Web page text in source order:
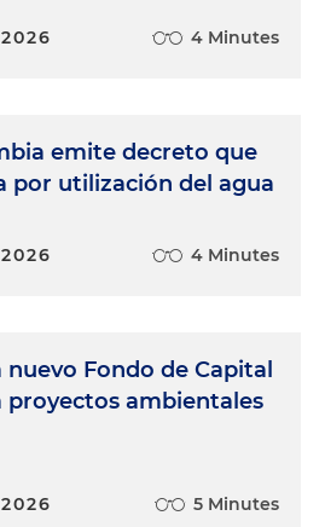
4 Minutes
emite decreto que
por utilización del agua
4 Minutes
Fondo de Capital
ambientales
5 Minutes